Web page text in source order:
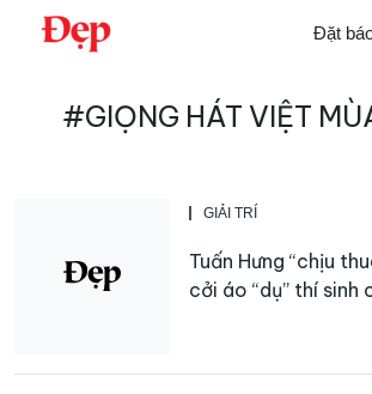
Chuyển
Đặt
kiếm#GIỌNG HÁT VIỆT
GIẢI TRÍ
Tuấn Hưng “chịu
cởi áo “dụ” thí sinh